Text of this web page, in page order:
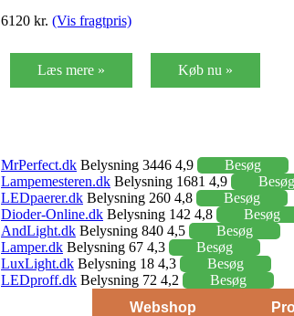
6120 kr. (Vis fragtpris)
Læs mere » Køb nu »
MrPerfect.dk Belysning 3446 4,9
Besøg
Lampemesteren.dk Belysning 1681 4,9
Besøg
LEDpaerer.dk Belysning 260 4,8
Besøg
Dioder-Online.dk Belysning 142 4,8
Besøg
AndLight.dk Belysning 840 4,5
Besøg
Lamper.dk Belysning 67 4,3
Besøg
LuxLight.dk Belysning 18 4,3
Besøg
LEDproff.dk Belysning 72 4,2
Besøg
Webshop